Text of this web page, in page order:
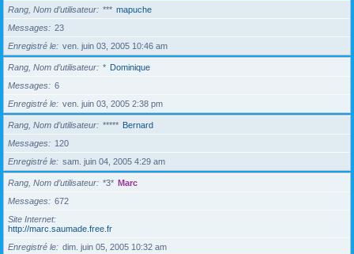
Rang, Nom d’utilisateur *** mapuche
Messages
23
Enregistré le
ven. juin 03, 2005 10:46 am
Rang, Nom d’utilisateur * Dominique
Messages
6
Enregistré le
ven. juin 03, 2005 2:38 pm
Rang, Nom d’utilisateur ***** Bernard
Messages
120
Enregistré le
sam. juin 04, 2005 4:29 am
Rang, Nom d’utilisateur *3* Marc
Messages
672
Site Internet
http://marc.saumade.free.fr
Enregistré le
dim. juin 05, 2005 10:32 am